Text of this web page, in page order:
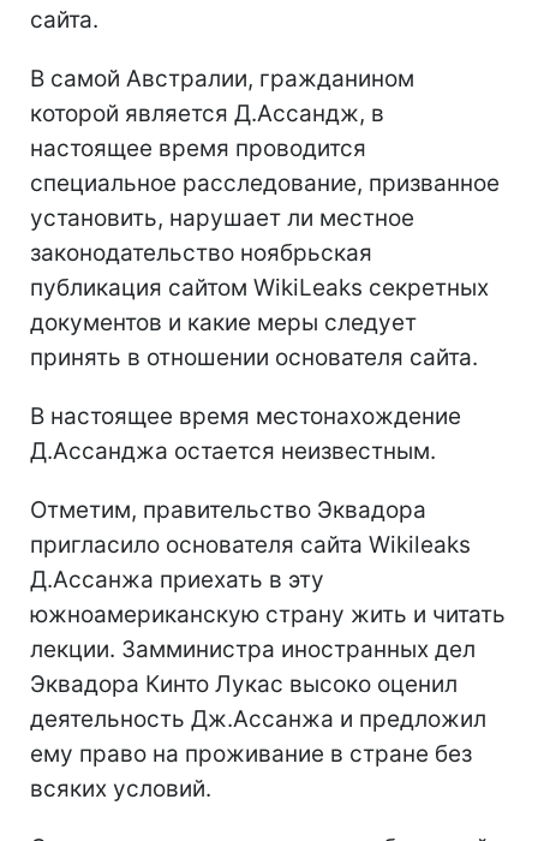
сайта.
В самой Австралии, гражданином
которой является Д.Ассандж, в
настоящее время проводится
специальное расследование, призванное
установить, нарушает ли местное
законодательство ноябрьская
публикация сайтом WikiLeaks секретных
документов и какие меры следует
принять в отношении основателя сайта.
В настоящее время местонахождение
Д.Ассанджа остается неизвестным.
Отметим, правительство Эквадора
пригласило основателя сайта Wikileaks
Д.Ассанжа приехать в эту
южноамериканскую страну жить и читать
лекции. Замминистра иностранных дел
Эквадора Кинто Лукас высоко оценил
деятельность Дж.Ассанжа и предложил
ему право на проживание в стране без
всяких условий.